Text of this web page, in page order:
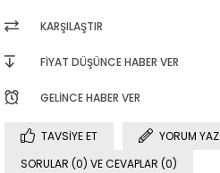
KARŞILAŞTIR
FIYAT DÜŞÜNCE HABER VER
GELINCE HABER VER
TAVSIYE ET
YORUM YAZ
SORULAR (0) VE CEVAPLAR (0)